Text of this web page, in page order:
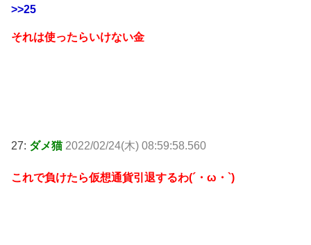
>>25
それは使ったらいけない金
27: ダメ猫 2022/02/24(木) 08:59:58.560
これで負けたら仮想通貨引退するわ(´・ω・`)